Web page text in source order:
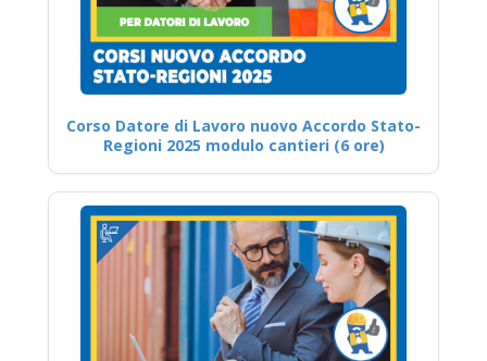
Corso Datore di Lavoro nuovo Accordo Stato-
Regioni 2025 modulo cantieri (6 ore)